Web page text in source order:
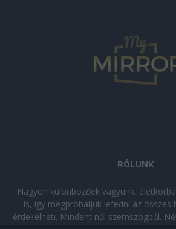
RÓLUNK
Nagyon különbözőek vagyunk,
is, így megpróbáljuk lefedni az összes
érdekelheti. Mindent női szemszögből.